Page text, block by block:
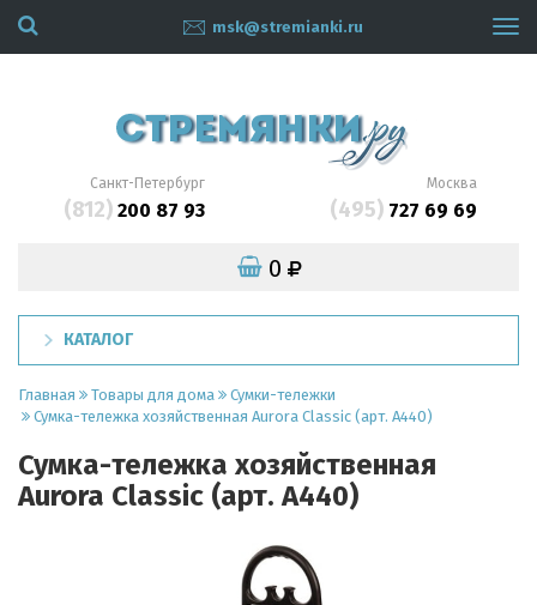
msk@stremianki.ru
Санкт-Петербург
(812) 200 87 93
Москва
(495)727 69 69
0
КАТАЛОГ
Главная Товары для дома
Сумки-тележки
Сумка-тележка хозяйственная Aurora Classic (арт. A440)
Сумка-тележка хозяйственная
Aurora Classic (арт. A440)